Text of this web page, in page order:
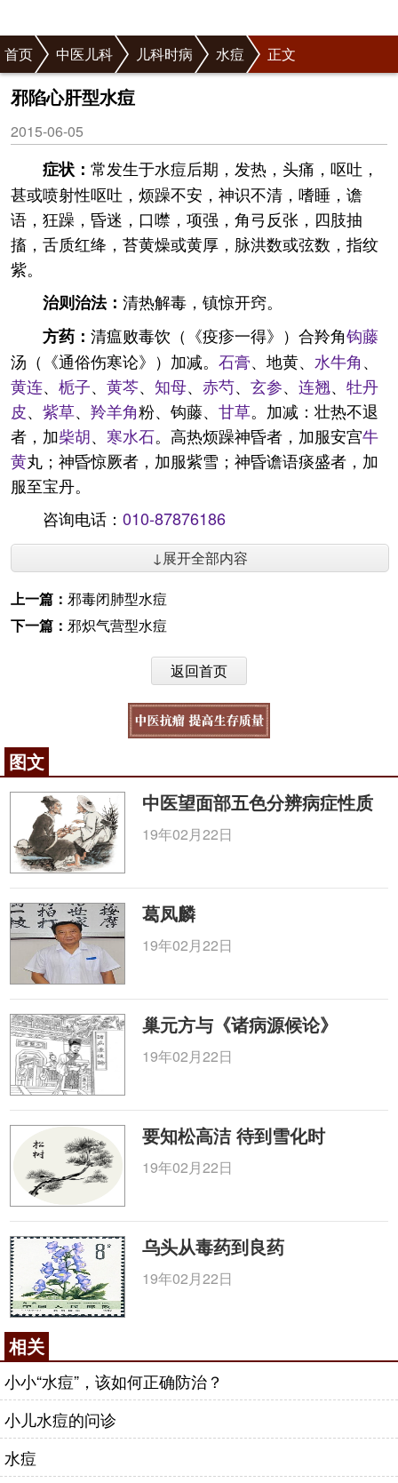
首页 中医儿科 儿科时病 水痘 正文
邪陷心肝型水痘
2015-06-05
症状： 常发生于水痘后期，发热，头痛，呕吐，
甚或喷射性呕吐，烦躁不安，神识不清，嗜睡，谵
语，狂躁，昏迷，口噤，项强，角弓反张，四肢抽
搐，舌质红绛，苔黄燥或黄厚，脉洪数或弦数，指纹
紫。
治则治法： 清热解毒，镇惊开窍。
方药： 清瘟败毒饮（《疫疹一得》）合羚角钩藤
汤（《通俗伤寒论》）加减。 石膏、地黄、 水牛角、
黄连、 栀子、 黄芩、 知母、 赤芍、 玄参、 连翘、 牡丹
皮、 紫草、 羚羊角粉、钩藤、 甘草。加减：壮热不退
者，加柴胡、 寒水石。高热烦躁神昏者，加服安宫牛
黄丸；神昏惊厥者，加服紫雪；神昏谵语痰盛者，加
服至宝丹。
咨询电话： 010-87876186
↓展开全部内容
上一篇： 邪毒闭肺型水痘
下一篇： 邪炽气营型水痘
返回首页
图文
中医望面部五色分辨病症性质
19年02月22日
葛凤麟
19年02月22日
巢元方与《诸病源候论》
19年02月22日
要知松高洁 待到雪化时
19年02月22日
乌头从毒药到良药
19年02月22日
相关
小小“水痘”，该如何正确防治？
小儿水痘的问诊
水痘